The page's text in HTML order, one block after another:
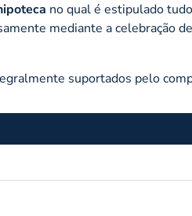
no qual é estipulado
mediante a celebração
suportados pelo